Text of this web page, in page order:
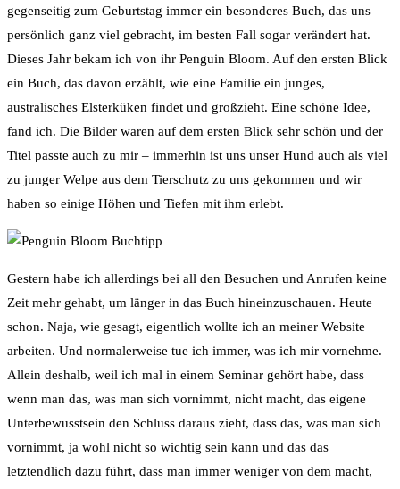
gegenseitig zum Geburtstag immer ein besonderes Buch, das uns
persönlich ganz viel gebracht, im besten Fall sogar verändert hat.
Dieses Jahr bekam ich von ihr Penguin Bloom. Auf den ersten Blick
ein Buch, das davon erzählt, wie eine Familie ein junges,
australisches Elsterküken findet und großzieht. Eine schöne Idee,
fand ich. Die Bilder waren auf dem ersten Blick sehr schön und der
Titel passte auch zu mir – immerhin ist uns unser Hund auch als viel
zu junger Welpe aus dem Tierschutz zu uns gekommen und wir
haben so einige Höhen und Tiefen mit ihm erlebt.
Gestern habe ich allerdings bei all den Besuchen und Anrufen keine
Zeit mehr gehabt, um länger in das Buch hineinzuschauen. Heute
schon. Naja, wie gesagt, eigentlich wollte ich an meiner Website
arbeiten. Und normalerweise tue ich immer, was ich mir vornehme.
Allein deshalb, weil ich mal in einem Seminar gehört habe, dass
wenn man das, was man sich vornimmt, nicht macht, das eigene
Unterbewusstsein den Schluss daraus zieht, dass das, was man sich
vornimmt, ja wohl nicht so wichtig sein kann und das das
letztendlich dazu führt, dass man immer weniger von dem macht,